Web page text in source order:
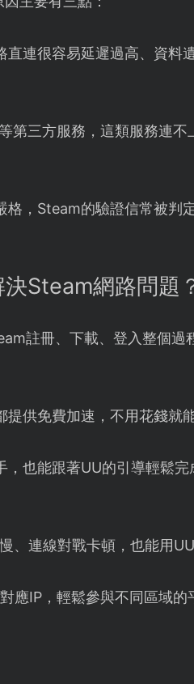
直連很容易延遲過高、資料
第三方服務，這類服務連不
，Steam的驗證信常被判
決Steam網路問題
註冊、下載、登入整個過
供免費加速，不用花錢就能
，也能跟著UU的引導輕鬆
、連線對戰卡頓，也能用
應IP，輕鬆參與不同區域的